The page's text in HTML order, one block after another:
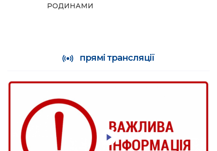
РОДИНАМИ
прямі трансляції